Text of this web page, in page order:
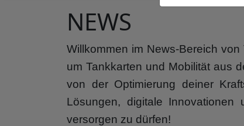
NEWS
Willkommen im News-Bereich
um Tankkarten und Mobilität aus
von der Optimierung deiner
Lösungen, digitale Innovationen
versorgen zu dürfen!